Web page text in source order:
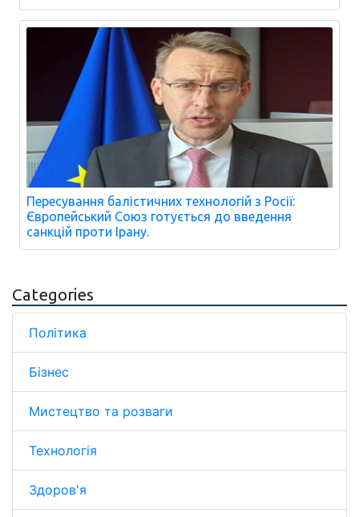
Пересування балістичних технологій з Росії:
Європейський Союз готується до введення
санкцій проти Ірану.
Categories
Політика
Бізнес
Мистецтво та розваги
Технологія
Здоров'я